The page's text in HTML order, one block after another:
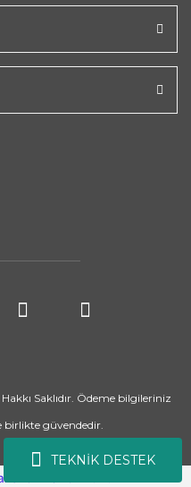
TEKNİK DESTEK
Saklıdır. Ödeme bilgileriniz
birlikte güvendedir.